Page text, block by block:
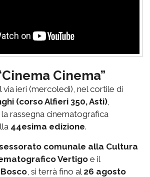
Cinema”
via ieri (mercoledì), nel cortile di
(corso Alfieri 350, Asti)
la rassegna cinematografica
44esima edizione.
comunale alla Cultura
Vertigo e il
, si terrà fino al 26 agosto